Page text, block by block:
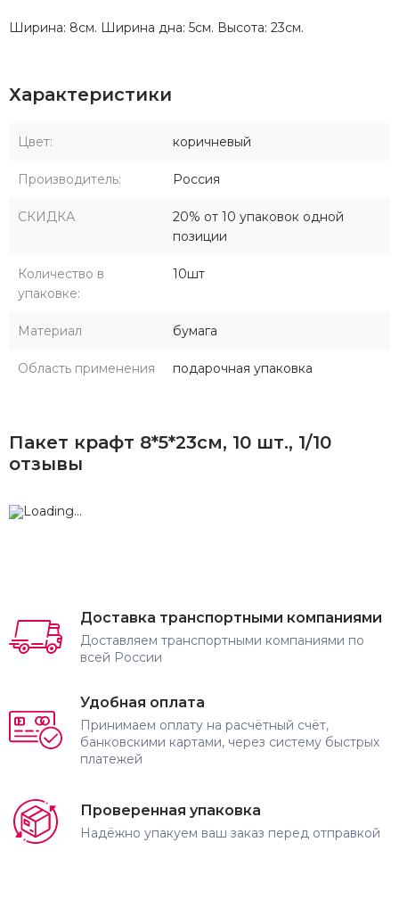
Ширина: 8см. Ширина дна: 5см. Высота: 23см.
Характеристики
Цвет: коричневый
Производитель: Россия
СКИДКА
20% от 10 упаковок одной
позиции
Количество в
упаковке:
10шт
Материал бумага
Область применения подарочная упаковка
Пакет крафт 8*5*23см, 10 шт., 1/10
отзывы
Доставка транспортными компаниями
Доставляем транспортными компаниями по
всей России
Удобная оплата
Принимаем оплату на расчётный счёт,
банковскими картами, через систему быстрых
платежей
Проверенная упаковка
Надёжно упакуем ваш заказ перед отправкой